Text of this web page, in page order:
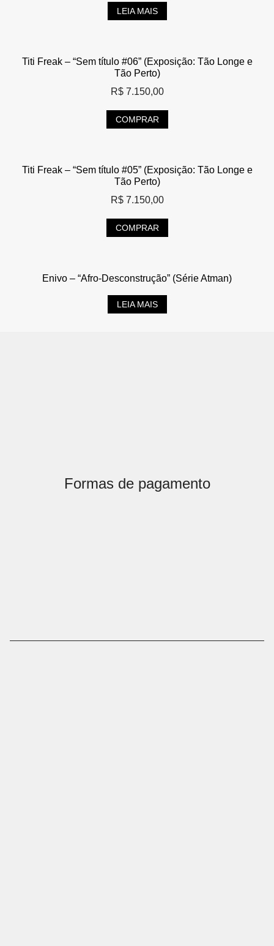
LEIA MAIS
Titi Freak – “Sem título #06” (Exposição: Tão Longe e
Tão Perto)
R$7.150,00
COMPRAR
Titi Freak – “Sem título #05” (Exposição: Tão Longe e
Tão Perto)
R$7.150,00
COMPRAR
Enivo – “Afro-Desconstrução” (Série Atman)
LEIA MAIS
Formas de pagamento